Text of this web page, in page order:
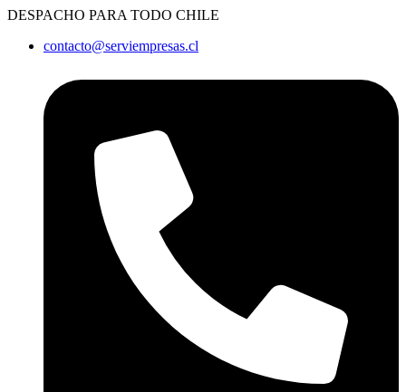
Ir
contenido
DESPACHO PARA TODO CHILE
contacto@serviempresas.cl